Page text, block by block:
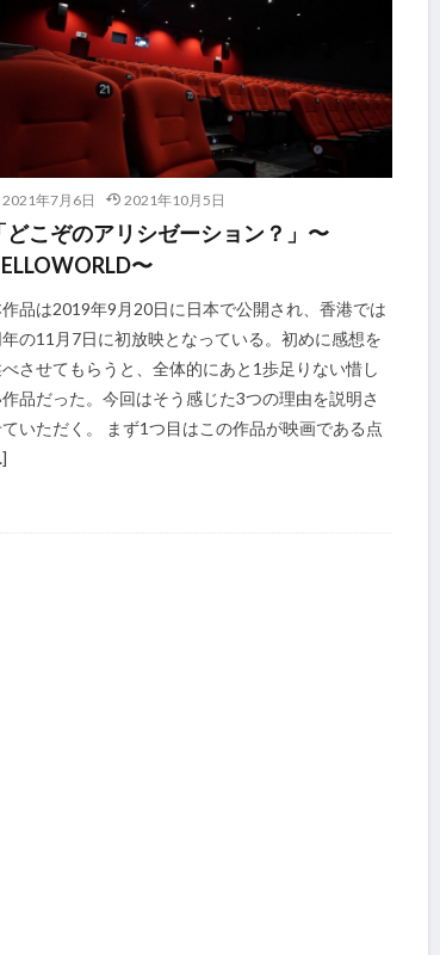
2021年7月6日 2021年10月5日
どこぞのアリシゼーション？」〜
〜
品は2019年9月20日に日本で公開され、香港では
年の11月7日に初放映となっている。初めに感想を
させてもらうと、全体的にあと1歩足りない惜し
作品だった。今回はそう感じた3つの理由を説明さ
いただく。 まず1つ目はこの作品が映画である点